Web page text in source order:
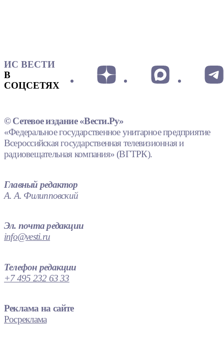
ИС ВЕСТИ
В
СОЦСЕТЯХ
© Сетевое издание «Вести.Ру»
«Федеральное государственное унитарное предприятие
Всероссийская государственная телевизионная и
радиовещательная компания» (ВГТРК).
Главный редактор
А. А. Филипповский
Эл. почта редакции
info@vesti.ru
Телефон редакции
+7 495 232 63 33
Реклама на сайте
Росреклама